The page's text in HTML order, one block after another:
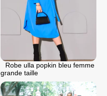
Robe ulla popkin bleu femme
grande taille